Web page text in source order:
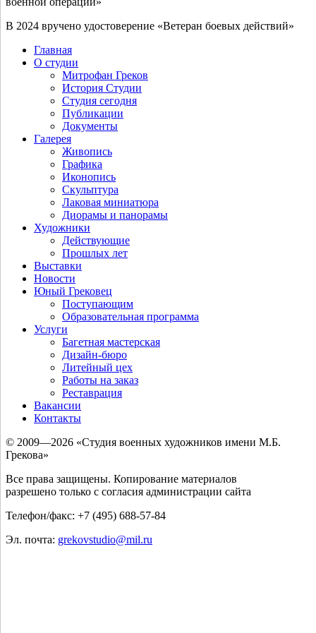
В 2024 вру­че­но удо­сто­ве­ре­ние «Ветеран бое­вых действий»
Главная
О студии
Митрофан Греков
История Студии
Студия сегодня
Публикации
Документы
Галерея
Живопись
Графика
Иконопись
Скульптура
Лаковая миниатюра
Диорамы и панорамы
Художники
Действующие
Прошлых лет
Выставки
Новости
Юный Грековец
Поступающим
Образовательная программа
Услуги
Багетная мастерская
Дизайн-бюро
Литейный цех
Работы на заказ
Реставрация
Вакансии
Контакты
© 2009—2026 «Студия военных художников имени М.Б.
Грекова»
Все права защищены. Копирование материалов
разрешено только с согласия администрации сайта
Телефон/факс: +7 (495) 688-57-84
Эл. почта: grekovstudio@mil.ru